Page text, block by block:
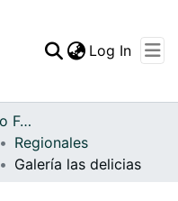
Statistics
Log In
Archivo del Patrimonio Fotográfico y Fílmico del Valle del Cauca
Regionales
Galería las delicias